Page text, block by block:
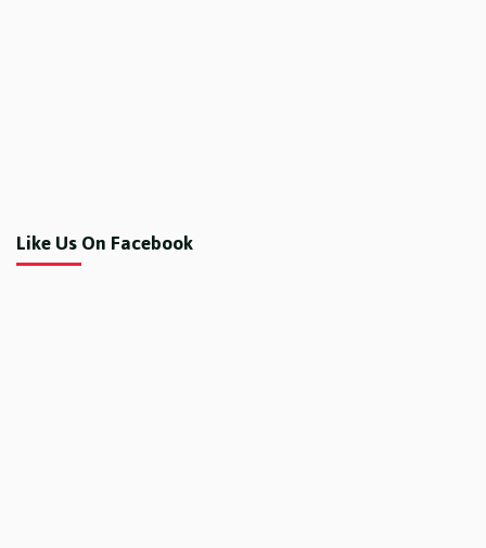
Like Us On Facebook